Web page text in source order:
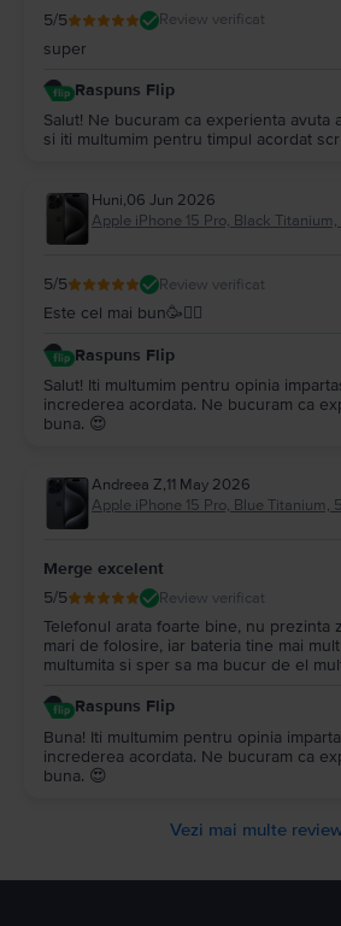
5/5 Review verificat
super
Raspuns Flip
Salut! Ne bucuram ca experienta avuta
si iti multumim pentru timpul acordat
Huni,06 Jun 2026
Apple iPhone 15 Pro, Black Titanium,
5/5 Review verificat
Este cel mai bun🥳✌🏼
Raspuns Flip
Salut! Iti multumim pentru opinia
increderea acordata. Ne bucuram ca
buna. 😍
Andreea Z,11 May 2026
Apple iPhone 15 Pro, Blue Titanium,
Merge excelent
5/5 Review verificat
Telefonul arata foarte bine, nu prezinta
mari de folosire, iar bateria tine mai
multumita si sper sa ma bucur de el
Raspuns Flip
Buna! Iti multumim pentru opinia
increderea acordata. Ne bucuram ca
buna. 😍
Vezi mai multe